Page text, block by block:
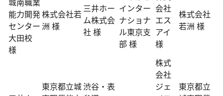
能力開発
センター
大田校
様
株式会社若
洲 様
三井ホー
ム株式会
社 様
インター
ナショナ
ル東京支
部 様
会社
エス
アイ
様
株式会社
若洲 様
東京都立城渋谷・表
株式
会社
ジェ
東京都立